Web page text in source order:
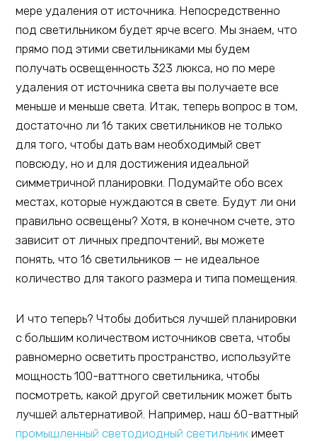
мере удаления от источника. Непосредственно
под светильником будет ярче всего. Мы знаем, что
прямо под этими светильниками мы будем
получать освещенность 323 люкса, но по мере
удаления от источника света вы получаете все
меньше и меньше света. Итак, теперь вопрос в том,
достаточно ли 16 таких светильников не только
для того, чтобы дать вам необходимый свет
повсюду, но и для достижения идеальной
симметричной планировки. Подумайте обо всех
местах, которые нуждаются в свете. Будут ли они
правильно освещены? Хотя, в конечном счете, это
зависит от личных предпочтений, вы можете
понять, что 16 светильников — не идеальное
количество для такого размера и типа помещения.
И что теперь? Чтобы добиться лучшей планировки
с большим количеством источников света, чтобы
равномерно осветить пространство, используйте
мощность 100-ваттного светильника, чтобы
посмотреть, какой другой светильник может быть
лучшей альтернативой. Например, наш 60-ваттный
промышленный светодиодный светильник имеет